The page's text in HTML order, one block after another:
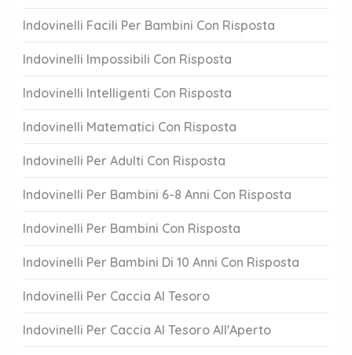
Indovinelli Facili Per Bambini Con Risposta
Indovinelli Impossibili Con Risposta
Indovinelli Intelligenti Con Risposta
Indovinelli Matematici Con Risposta
Indovinelli Per Adulti Con Risposta
Indovinelli Per Bambini 6-8 Anni Con Risposta
Indovinelli Per Bambini Con Risposta
Indovinelli Per Bambini Di 10 Anni Con Risposta
Indovinelli Per Caccia Al Tesoro
Indovinelli Per Caccia Al Tesoro All'Aperto